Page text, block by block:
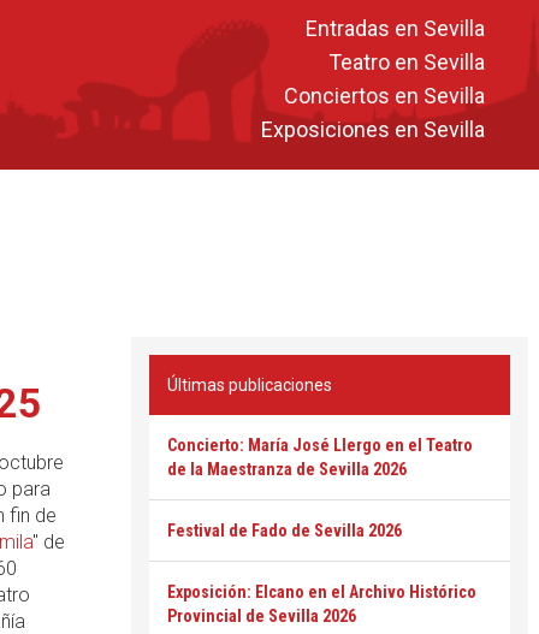
Entradas en Sevilla
Teatro en Sevilla
Conciertos en Sevilla
Exposiciones en Sevilla
para
fin de
" de
Últimas publicaciones
Concierto: María José Llergo en el Teatro
de la Maestranza de Sevilla 2026
Festival de Fado de Sevilla 2026
Exposición: Elcano en el Archivo Histórico
Provincial de Sevilla 2026